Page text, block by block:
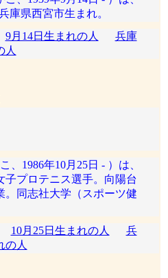
庫県西宮市生まれ。
9月14日生まれの人
兵庫
人
、1986年10月25日 - ）は、
子プロテニス選手。向陽台
。同志社大学（スポーツ健
10月25日生まれの人
兵
の人